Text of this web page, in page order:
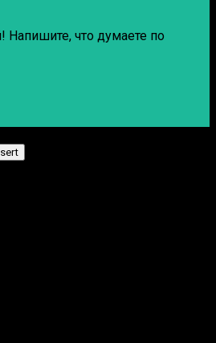
Напишите, что думаете по